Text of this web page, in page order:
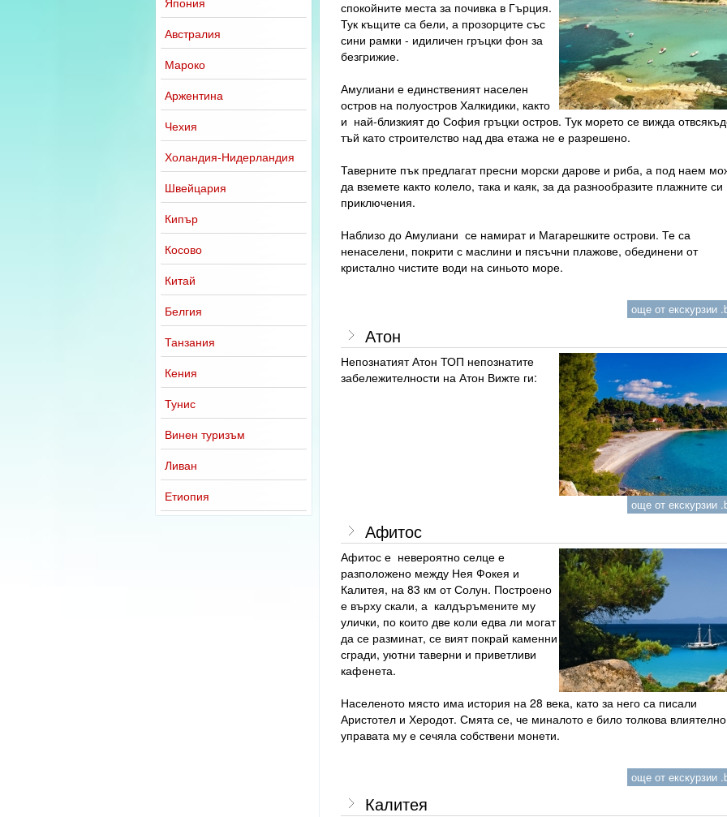
Австралия
Мароко
Аржентина
Чехия
Холандия-Нидерландия
Швейцария
Кипър
Косово
Китай
Белгия
Танзания
Кения
Тунис
Винен туризъм
Ливан
Етиопия
спокойните места за почивка в Гърция.
Тук къщите са бели, а прозорците със
сини рамки - идиличен гръцки фон за
безгрижие.
Амулиани е единственият населен
остров на полуостров Халкидики, както
и най-близкият до София гръцки остров. Тук морето се вижда
тъй като строителство над два етажа не е разрешено.
Таверните пък предлагат пресни морски дарове и риба, а под наем
да вземете както колело, така и каяк, за да разнообразите плажните си
приключения.
Наблизо до Амулиани се намират и Магарешките острови. Те са
ненаселени, покрити с маслини и пясъчни плажове, обединени от
кристално чистите води на синьото море.
още от екскурзии
Атон
Непознатият Атон ТОП непознатите
забележителности на Атон Вижте ги:
още от екскурзии
Афитос
Афитос е невероятно селце е
разположено между Нея Фокея и
Калитея, на 83 км от Солун. Построено
е върху скали, а калдъръмените му
улички, по които две коли едва ли могат
да се разминат, се вият покрай каменни
сгради, уютни таверни и приветливи
кафенета.
Населеното място има история на 28 века, като за него са писали
Аристотел и Херодот. Смята се, че миналото е било толкова
управата му е сечяла собствени монети.
още от екскурзии
Калитея